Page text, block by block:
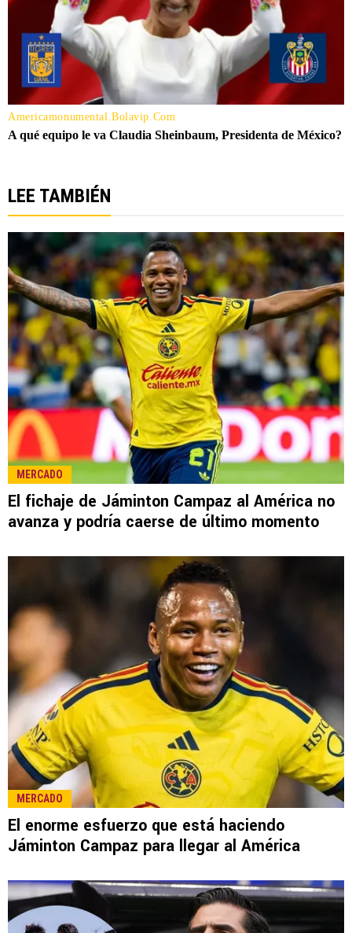
LEE TAMBIÉN
MERCADO
El fichaje de Jáminton Campaz al América no
avanza y podría caerse de último momento
MERCADO
El enorme esfuerzo que está haciendo
Jáminton Campaz para llegar al América